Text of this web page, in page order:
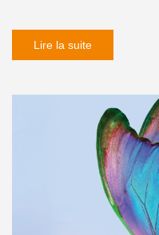
Lire la suite